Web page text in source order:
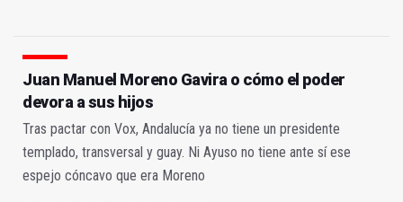
Juan Manuel Moreno Gavira o cómo el poder
devora a sus hijos
Tras pactar con Vox, Andalucía ya no tiene un presidente
templado, transversal y guay. Ni Ayuso no tiene ante sí ese
espejo cóncavo que era Moreno